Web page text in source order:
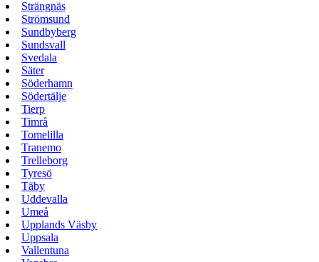
Strängnäs
Strömsund
Sundbyberg
Sundsvall
Svedala
Säter
Söderhamn
Södertälje
Tierp
Timrå
Tomelilla
Tranemo
Trelleborg
Tyresö
Täby
Uddevalla
Umeå
Upplands Väsby
Uppsala
Vallentuna